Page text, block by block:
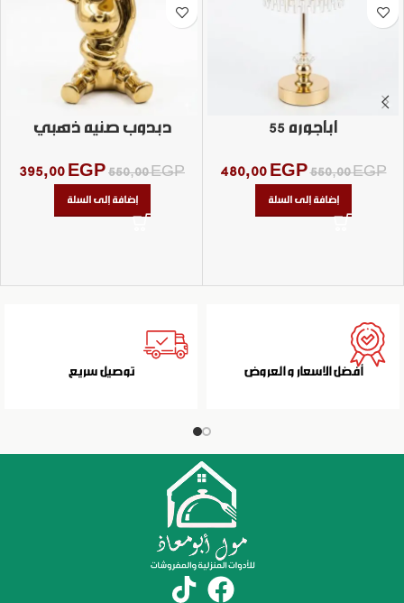
اباجوره 55
550,00EGP
480,00 EGP
إضافة إلى السلة
دبدوب صنيه ذهبي
550,00EGP
395,00 EGP
إضافة إلى السلة
أفضل الاسعار و العروض توصيل سريع